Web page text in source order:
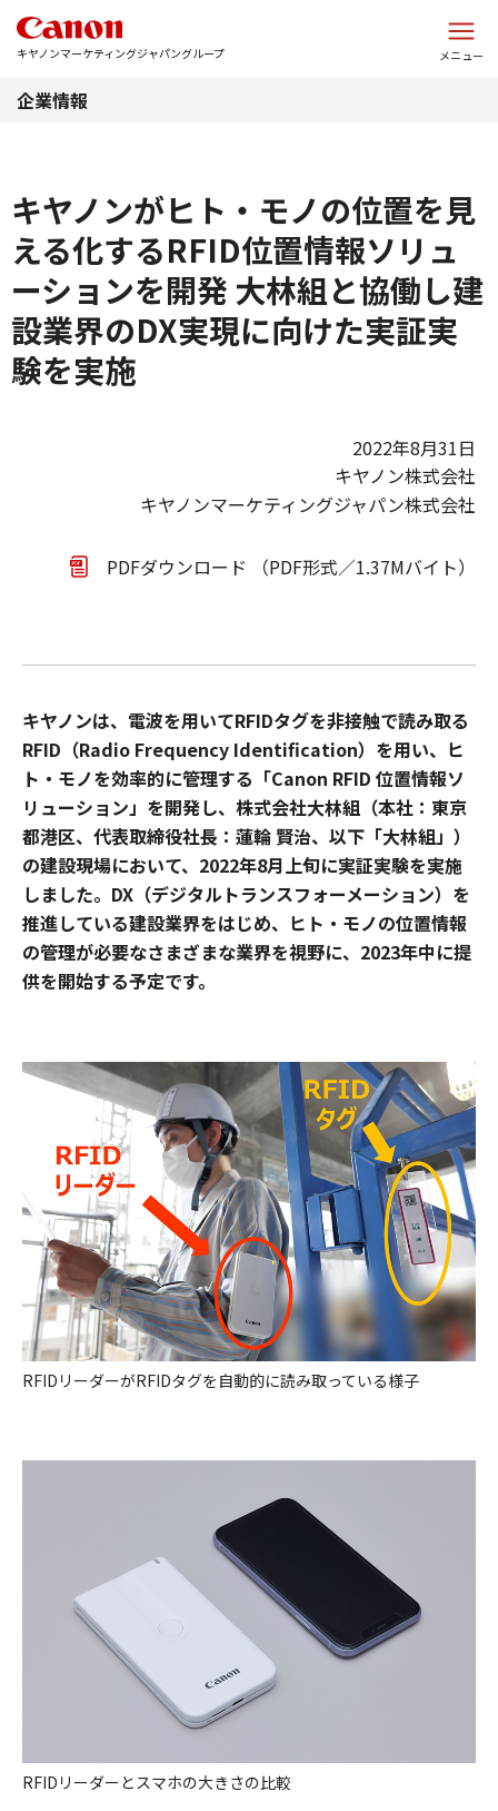
キヤノンマーケティングジャパングループ メニュー
企業情報
キヤノンがヒト・モノの位置を見
える化するRFID位置情報ソリュ
ーションを開発 大林組と協働し建
設業界のDX実現に向けた実証実
験を実施
2022年8月31日
キヤノン株式会社
キヤノンマーケティングジャパン株式会社
PDFダウンロード （PDF形式／1.37Mバイト）
キヤノンは、電波を用いてRFIDタグを非接触で読み取る
RFID（Radio Frequency Identification）を用い、ヒ
ト・モノを効率的に管理する「Canon RFID 位置情報ソ
リューション」を開発し、株式会社大林組（本社：東京
都港区、代表取締役社長：蓮輪 賢治、以下「大林組」）
の建設現場において、2022年8月上旬に実証実験を実施
しました。DX（デジタルトランスフォーメーション）を
推進している建設業界をはじめ、ヒト・モノの位置情報
の管理が必要なさまざまな業界を視野に、2023年中に提
供を開始する予定です。
RFIDリーダーがRFIDタグを自動的に読み取っている様子
RFIDリーダーとスマホの大きさの比較